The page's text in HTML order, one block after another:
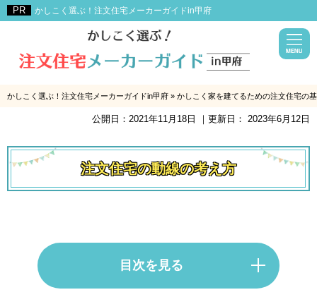
かしこく選ぶ！注文住宅メーカーガイドin甲府
かしこく選ぶ！注文住宅メーカーガイドin甲府 » かしこく家を建てるための注文住宅の
公開日： 2021年11月18日 ｜更新日： 2023年6月12日
注文住宅の動線の考え方
目次を見る